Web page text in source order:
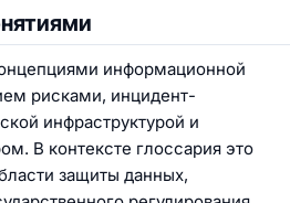
информационной
рисками, инцидент-
инфраструктурой и
В контексте глоссария это
защиты данных,